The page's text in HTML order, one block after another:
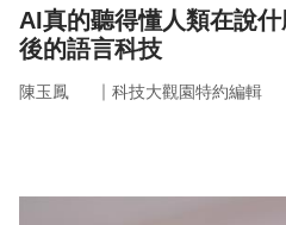
AI真的聽得懂人類在說
後的語言科技
陳玉鳳 ｜ 科技大觀園特約編輯